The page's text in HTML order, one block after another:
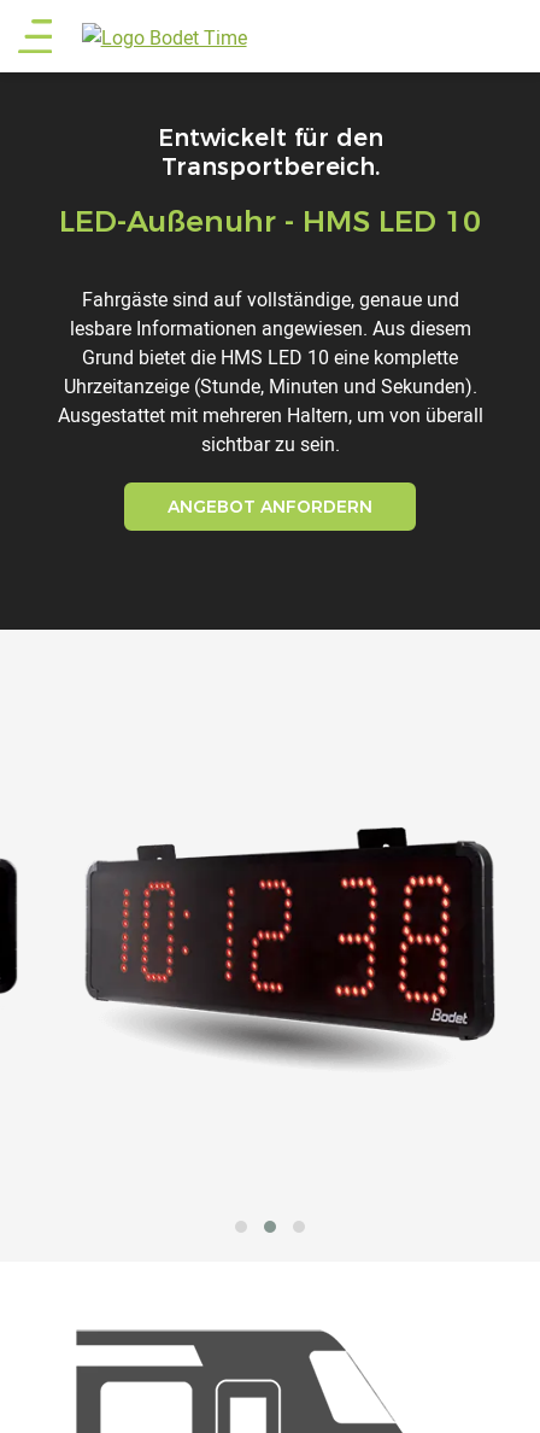
Direkt
zum
Inhalt
Main
menu
Entwickelt für den
Transportbereich.
Titre
LED-Außenuhr - HMS LED 10
Description
Fahrgäste sind auf vollständige, genaue und
lesbare Informationen angewiesen. Aus diesem
Grund bietet die HMS LED 10 eine komplette
Uhrzeitanzeige (Stunde, Minuten und Sekunden).
Ausgestattet mit mehreren Haltern, um von überall
sichtbar zu sein.
ANGEBOT ANFORDERN